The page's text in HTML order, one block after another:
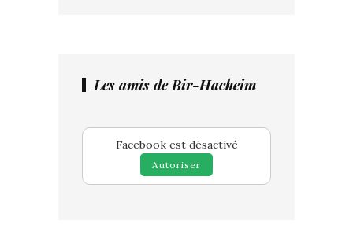
Les amis de Bir-Hacheim
Facebook est désactivé
Autoriser